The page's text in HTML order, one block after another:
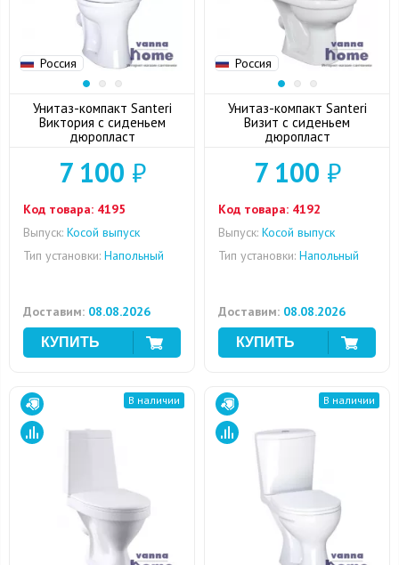
Россия
Унитаз-компакт Santeri
Виктория с сиденьем
дюропласт
7 100 ₽
Код товара: 4195
Выпуск: Косой выпуск
Тип установки: Напольный
Доставим: 08.08.2026
Россия
Унитаз-компакт Santeri
Визит с сиденьем
дюропласт
7 100 ₽
Код товара: 4192
Выпуск: Косой выпуск
Тип установки: Напольный
Доставим: 08.08.2026
В наличии В наличии